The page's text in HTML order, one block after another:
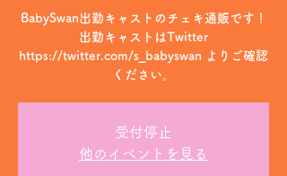
BabySwan出勤キャストのチェキ通販です！
出勤キャストはTwitter
https://twitter.com/s_babyswan よりご確認
ください。
受付停止
他のイベントを見る